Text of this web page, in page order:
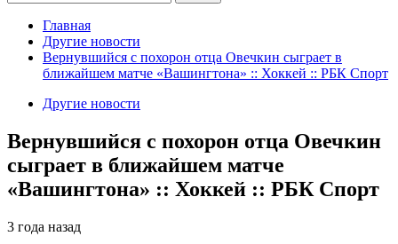
Главная
Другие новости
Вернувшийся с похорон отца Овечкин сыграет в
ближайшем матче «Вашингтона» :: Хоккей :: РБК Спорт
Другие новости
Вернувшийся с похорон отца Овечкин
сыграет в ближайшем матче
«Вашингтона» :: Хоккей :: РБК Спорт
3 года назад